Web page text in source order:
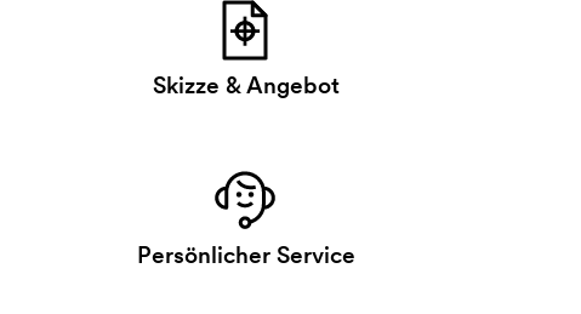
Skizze & Angebot
Persönlicher Service